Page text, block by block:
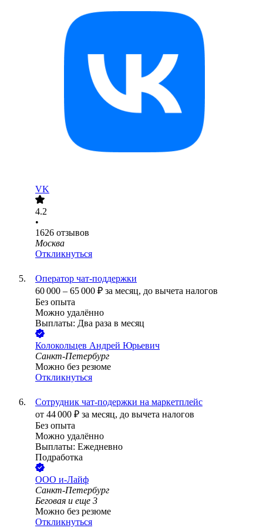
VK
4.2
•
1626 отзывов
Москва
Откликнуться
Оператор чат-поддержки
60 000 – 65 000 ₽ за месяц, до вычета налогов
Без опыта
Можно удалённо
Выплаты: Два раза в месяц
Колокольцев Андрей Юрьевич
Санкт-Петербург
Можно без резюме
Откликнуться
Сотрудник чат-подержки на маркетплейс
от 44 000 ₽ за месяц, до вычета налогов
Без опыта
Можно удалённо
Выплаты: Ежедневно
Подработка
ООО и-Лайф
Санкт-Петербург
Беговая и еще 3
Можно без резюме
Откликнуться